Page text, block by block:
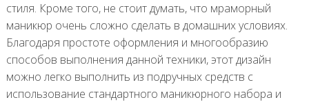
стиля. Кроме того, не стоит думать, что мраморный
маникюр очень сложно сделать в домашних условиях.
Благодаря простоте оформления и многообразию
способов выполнения данной техники, этот дизайн
можно легко выполнить из подручных средств с
использование стандартного маникюрного набора и